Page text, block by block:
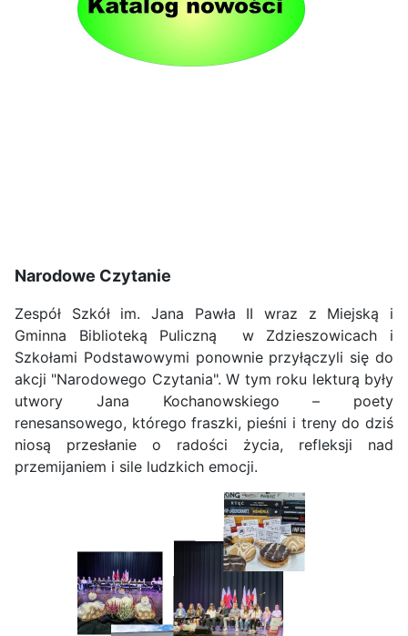
Narodowe Czytanie
Zespół Szkół im. Jana Pawła II wraz z Miejską i
Gminna Biblioteką Puliczną w Zdzieszowicach i
Szkołami Podstawowymi ponownie przyłączyli się do
akcji "Narodowego Czytania". W tym roku lekturą były
utwory Jana Kochanowskiego – poety
renesansowego, którego fraszki, pieśni i treny do dziś
niosą przesłanie o radości życia, refleksji nad
przemijaniem i sile ludzkich emocji.